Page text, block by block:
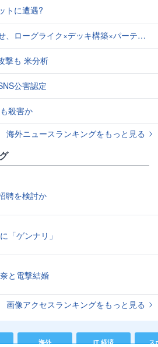
トに遭遇?
×デッキ構築×パーティ制RPGの「Chrono Ark」を遊んでみた
撃も 米分析
公害認定
殺害か
海外ニュースランキングをもっと見る
聘を検討か
「ゲンナリ」
と電撃結婚
画像アクセスランキングをもっと見る
海外 IT 経済 ス